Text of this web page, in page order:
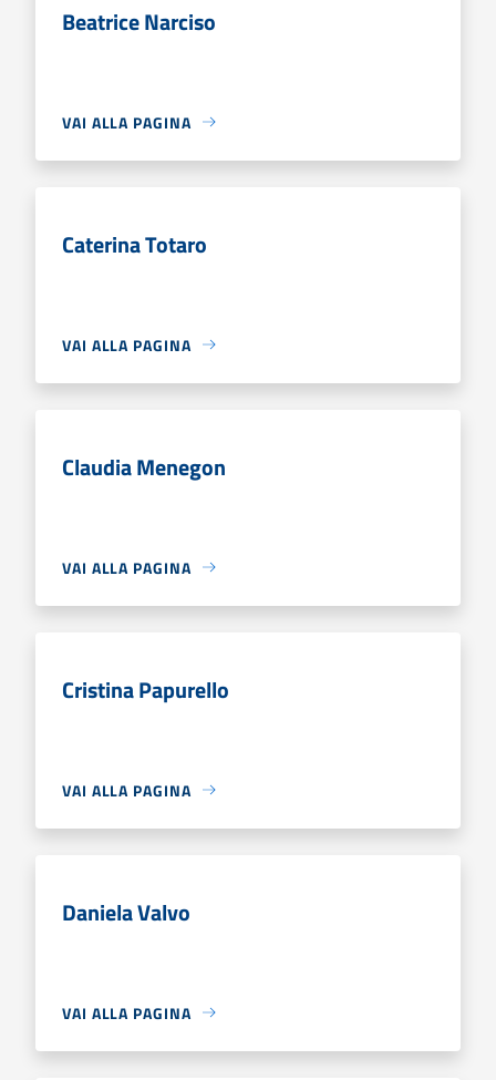
Beatrice Narciso
VAI ALLA PAGINA
Caterina Totaro
VAI ALLA PAGINA
Claudia Menegon
VAI ALLA PAGINA
Cristina Papurello
VAI ALLA PAGINA
Daniela Valvo
VAI ALLA PAGINA